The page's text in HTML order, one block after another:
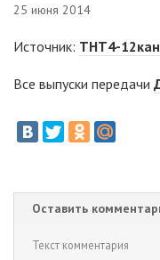
25 июня 2014
Источник: ТНТ4-
Все выпуски передачи
Оставить
Текст комментария